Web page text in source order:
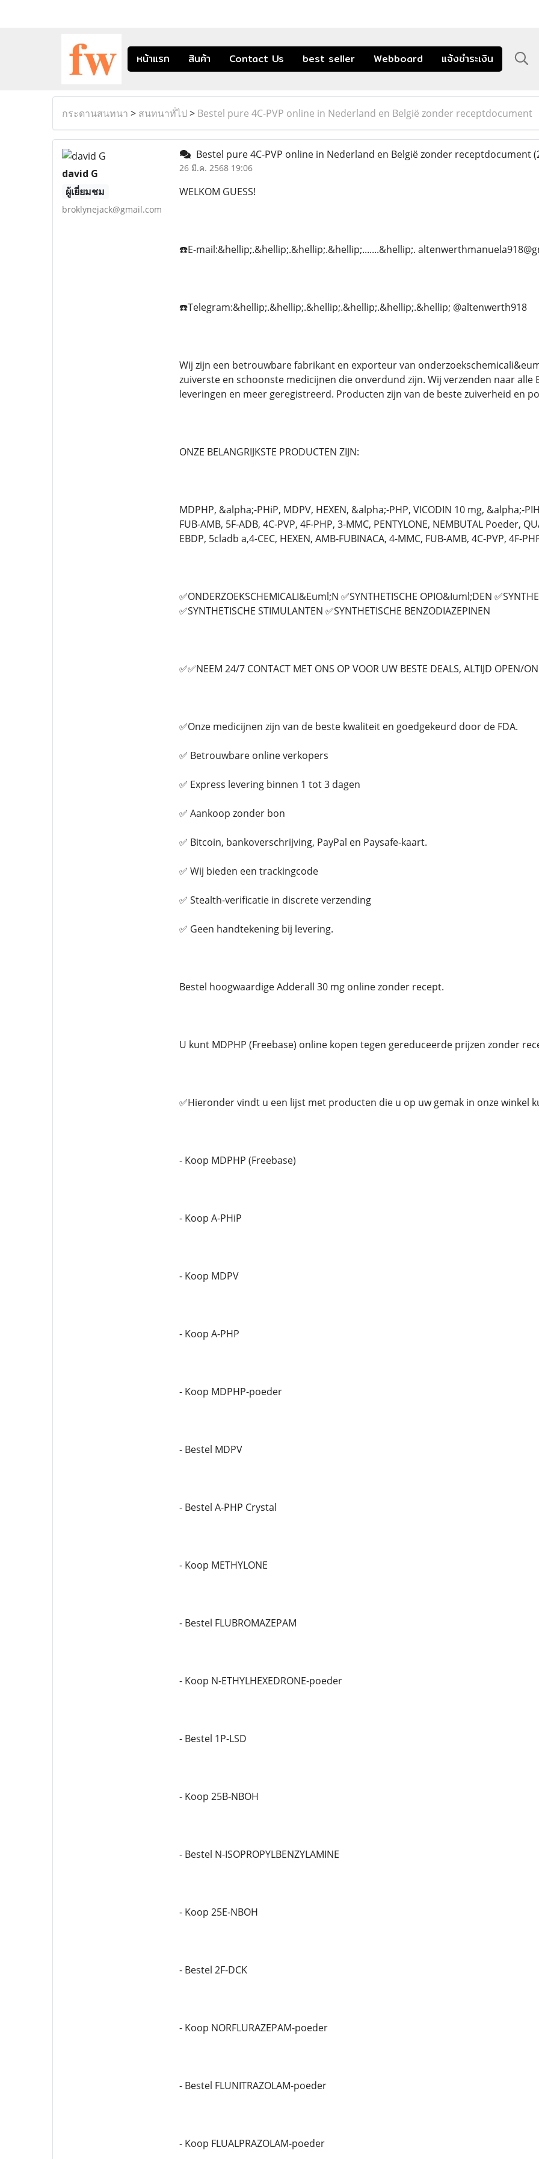
หน้าแรก สินค้า Contact Us best seller Webboard แจ้งชำระเงิน
กระดานสนทนา > สนทนาทั่ไป > Bestel pure 4C-PVP online in Nederland en België zonder receptdocument
david G
ผู้เยี่ยมชม
broklynejack@gmail.com
Bestel pure 4C-PVP online in Nederland en België zonder receptdocument
26 มี.ค. 2568 19:06
WELKOM GUESS!
☎️E-mail:&hellip;.&hellip;.&hellip;.&hellip;.......&hellip;.
☎️Telegram:&hellip;.&hellip;.&hellip;.&hellip;.&hellip;.&hellip; @altenwerth918
Wij zijn een betrouwbare fabrikant en exporteur van
zuiverste en schoonste medicijnen die onverdund zijn. Wij verzenden naar alle
leveringen en meer geregistreerd. Producten zijn van de beste zuiverheid en
ONZE BELANGRIJKSTE PRODUCTEN ZIJN:
MDPHP, &alpha;-PHiP, MDPV, HEXEN, &alpha;-PHP, VICODIN 10 mg, &alpha;-
FUB-AMB, 5F-ADB, 4C-PVP, 4F-PHP, 3-MMC, PENTYLONE, NEMBUTAL Poeder,
EBDP, 5cladb a,4-CEC, HEXEN, AMB-FUBINACA, 4-MMC, FUB-AMB, 4C-PVP, 4F-
✅ONDERZOEKSCHEMICALI&Euml;N ✅SYNTHETISCHE OPIO&Iuml;DEN
✅SYNTHETISCHE STIMULANTEN ✅SYNTHETISCHE BENZODIAZEPINEN
✅✅NEEM 24/7 CONTACT MET ONS OP VOOR UW BESTE DEALS, ALTIJD OPEN/
✅Onze medicijnen zijn van de beste kwaliteit en goedgekeurd door de FDA.
✅ Betrouwbare online verkopers
✅ Express levering binnen 1 tot 3 dagen
✅ Aankoop zonder bon
✅ Bitcoin, bankoverschrijving, PayPal en Paysafe-kaart.
✅ Wij bieden een trackingcode
✅ Stealth-verificatie in discrete verzending
✅ Geen handtekening bij levering.
Bestel hoogwaardige Adderall 30 mg online zonder recept.
U kunt MDPHP (Freebase) online kopen tegen gereduceerde prijzen zonder
✅Hieronder vindt u een lijst met producten die u op uw gemak in onze winkel
- Koop MDPHP (Freebase)
- Koop A-PHiP
- Koop MDPV
- Koop A-PHP
- Koop MDPHP-poeder
- Bestel MDPV
- Bestel A-PHP Crystal
- Koop METHYLONE
- Bestel FLUBROMAZEPAM
- Koop N-ETHYLHEXEDRONE-poeder
- Bestel 1P-LSD
- Koop 25B-NBOH
- Bestel N-ISOPROPYLBENZYLAMINE
- Koop 25E-NBOH
- Bestel 2F-DCK
- Koop NORFLURAZEPAM-poeder
- Bestel FLUNITRAZOLAM-poeder
- Koop FLUALPRAZOLAM-poeder